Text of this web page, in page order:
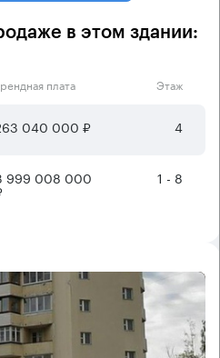
в этом здании:
плата Этаж
040 000 ₽ 4
999 008 000 1 - 8